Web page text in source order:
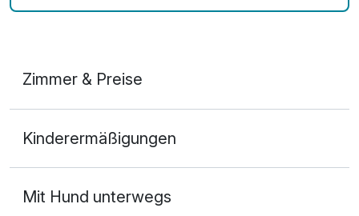
Zimmer & Preise
2 Erwachsene
Kinderermäßigungen
Mit Hund unterwegs